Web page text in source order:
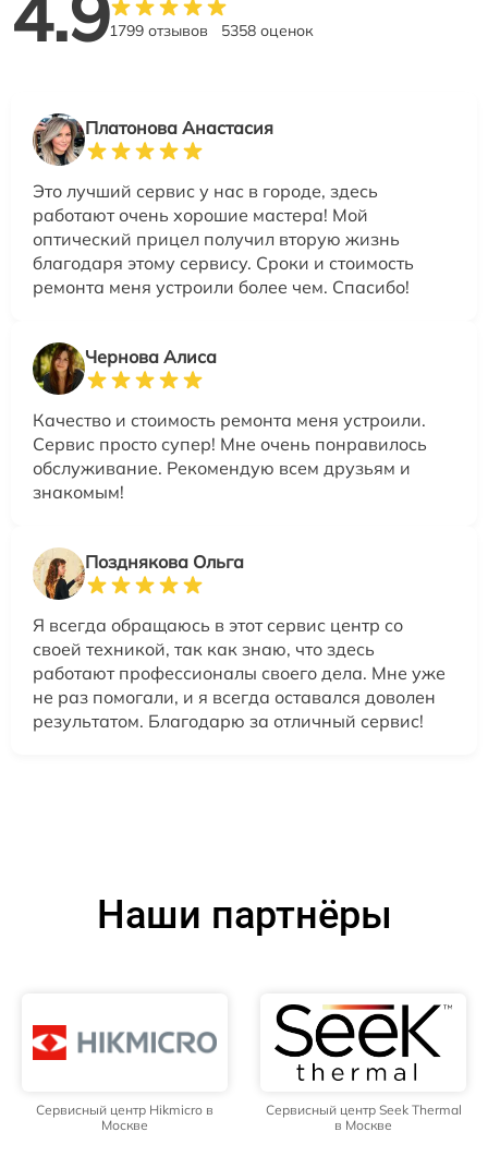
1799 отзывов 5358 оценок
Платонова Анастасия
Это лучший сервис у нас в городе, здесь
работают очень хорошие мастера! Мой
оптический прицел получил вторую жизнь
благодаря этому сервису. Сроки и стоимость
ремонта меня устроили более чем. Спасибо!
Чернова Алиса
Качество и стоимость ремонта меня устроили.
Сервис просто супер! Мне очень понравилось
обслуживание. Рекомендую всем друзьям и
знакомым!
Позднякова Ольга
Я всегда обращаюсь в этот сервис центр со
своей техникой, так как знаю, что здесь
работают профессионалы своего дела. Мне уже
не раз помогали, и я всегда оставался доволен
результатом. Благодарю за отличный сервис!
Наши партнёры
Сервисный центр Hikmicro в
Москве
Сервисный центр Seek Thermal
в Москве